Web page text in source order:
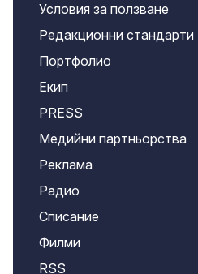
Условия за ползване
Редакционни стандарти
Портфолио
Екип
PRESS
Медийни партньорства
Реклама
Радио
Списание
Филми
RSS